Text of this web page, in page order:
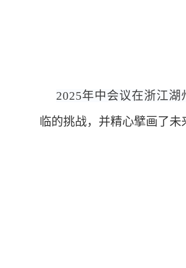
2025年中会议在浙江湖
临的挑战，并精心擘画了未